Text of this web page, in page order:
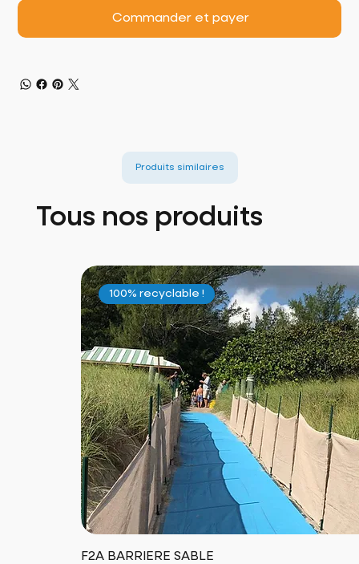
Commander et payer
Produits similaires
Tous nos produits
100% recyclable !
F2A BARRIERE SABLE